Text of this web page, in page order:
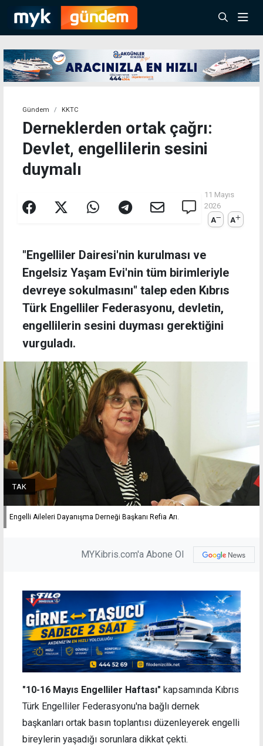
Gündem KKTC
Derneklerden ortak çağrı:
Devlet, engellilerin sesini
duymalı
11 Mayıs
2026
A
A
"Engelliler Dairesi'nin kurulması ve
Engelsiz Yaşam Evi'nin tüm birimleriyle
devreye sokulmasını" talep eden Kıbrıs
Türk Engelliler Federasyonu, devletin,
engellilerin sesini duyması gerektiğini
vurguladı.
Engelli Aileleri Dayanışma Derneği Başkanı Refia Arı.
TAK
MYKibris.com'a Abone Ol
"10-16 Mayıs Engelliler Haftası" kapsamında Kıbrıs
Türk Engelliler Federasyonu'na bağlı dernek
başkanları ortak basın toplantısı düzenleyerek engelli
bireylerin yaşadığı sorunlara dikkat çekti.